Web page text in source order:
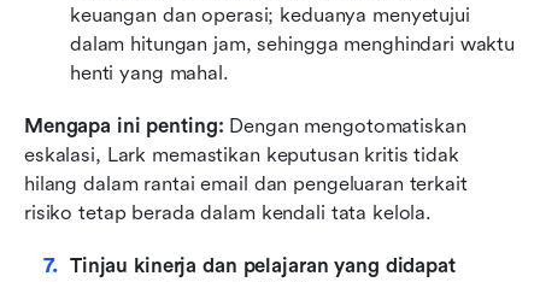
keuangan dan operasi; keduanya menyetujui
dalam hitungan jam, sehingga menghindari waktu
henti yang mahal.
Mengapa ini penting: Dengan mengotomatiskan
eskalasi, Lark memastikan keputusan kritis tidak
hilang dalam rantai email dan pengeluaran terkait
risiko tetap berada dalam kendali tata kelola.
Tinjau kinerja dan pelajaran yang didapat